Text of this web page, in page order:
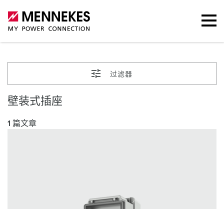
过滤器
壁装式插座
1 篇文章